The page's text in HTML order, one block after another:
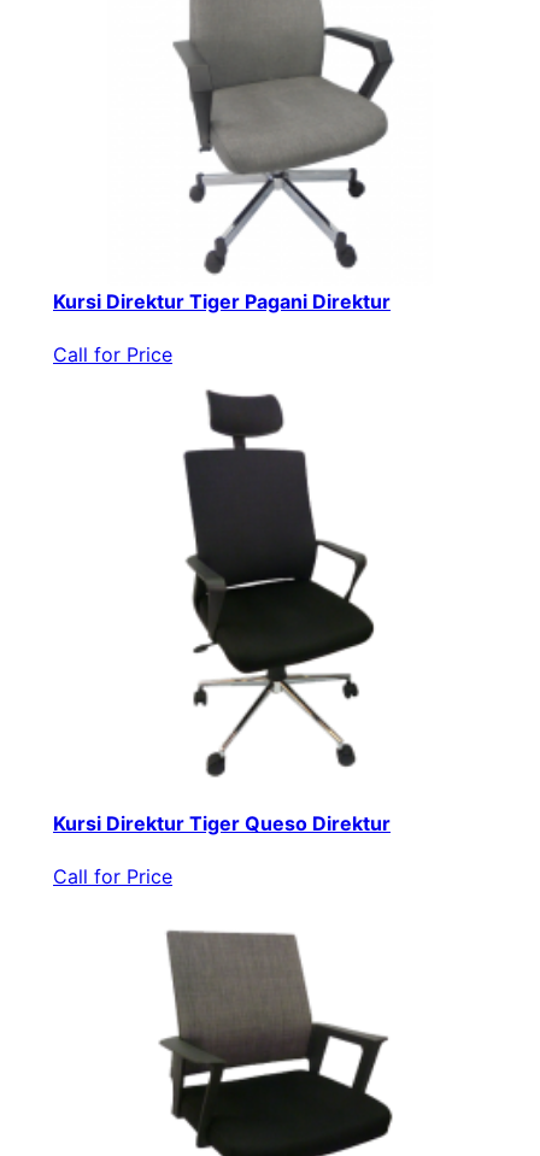
Kursi Direktur Tiger Pagani Direktur
Call for Price
Kursi Direktur Tiger Queso Direktur
Call for Price